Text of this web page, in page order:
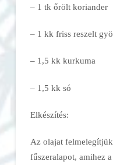
– 1 tk őrölt koriander
– 1 kk friss reszelt
– 1,5 kk kurkuma
– 1,5 kk só
Elkészítés:
Az olajat
fűszeralapot, amihez